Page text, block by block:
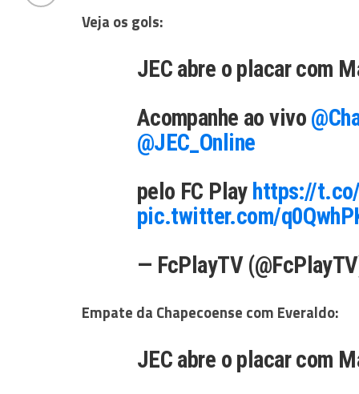
Veja os gols:
JEC abre o placar com
Acompanhe ao vivo
@JEC_Online
pelo FC Play https://
pic.twitter.com/
— FcPlayTV
Empate da Chapecoense com Everaldo:
JEC abre o placar com